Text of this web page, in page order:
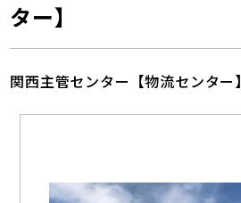
ター】
関西主管センター【物流センター】